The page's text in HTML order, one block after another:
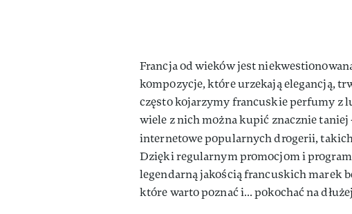
Francja od wieków jest
kompozycje, które urzekają elegancją,
często kojarzymy francuskie perfumy
wiele z nich można kupić znacznie
internetowe popularnych drogerii,
Dzięki regularnym promocjom i
legendarną jakością francuskich marek
które warto poznać i… pokochać na